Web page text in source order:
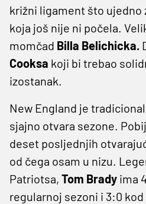
križni ligament što ujedno
koja još nije ni počela.
momčad Billa Belichicka.
Cooksa koji bi trebao
izostanak.
New England je
sjajno otvara sezone.
deset posljednjih
od čega osam u nizu.
Patriotsa, Tom Brady ima
regularnoj sezoni i 3:0